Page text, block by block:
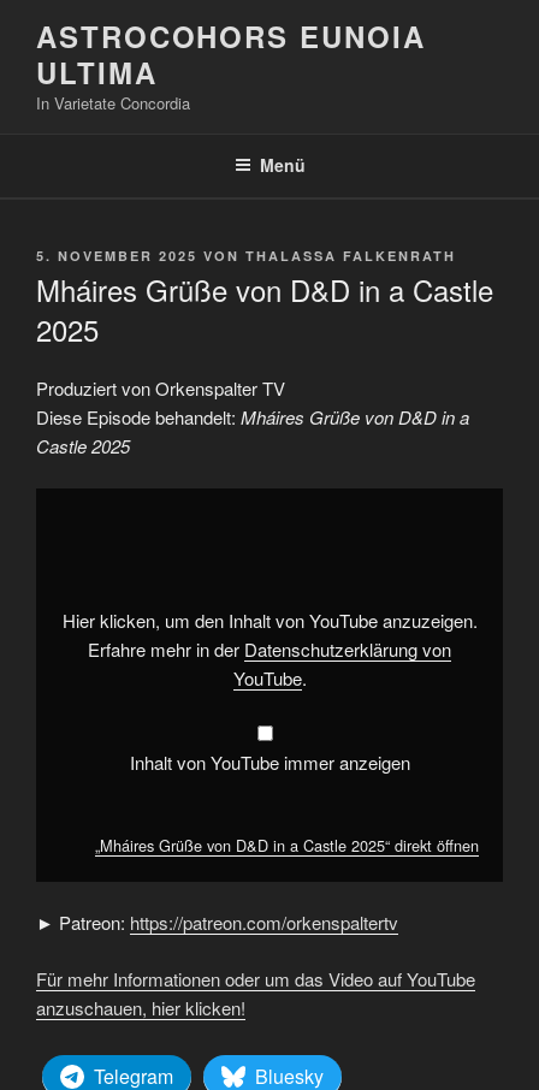
Inhalt
springen
ASTROCOHORS EUNOIA
ULTIMA
In Varietate Concordia
Menü
VERÖFFENTLICHT
5. NOVEMBER 2025 VON THALASSA FALKENRATH
Mháires Grüße von D&D in a Castle
2025
Produziert von Orkenspalter TV
Diese Episode behandelt: Mháires Grüße von D&D in a
Castle 2025
„Mháires
2025“
von
YouTube
anzeigen
Hier klicken, um den Inhalt von YouTube anzuzeigen.
Erfahre mehr in der Datenschutzerklärung von
YouTube.
Inhalt von YouTube immer anzeigen
„Mháires Grüße von D&D in a Castle 2025“ direkt öffnen
► Patreon: https://patreon.com/orkenspaltertv
Für mehr Informationen oder um das Video auf YouTube
anzuschauen, hier klicken!
Telegram
Bluesky